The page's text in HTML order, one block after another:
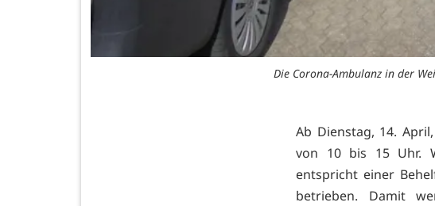
Die Corona-Ambulanz in der
Ab Dienstag, 14.
von 10 bis 15 Uhr.
entspricht einer
betrieben. Damit